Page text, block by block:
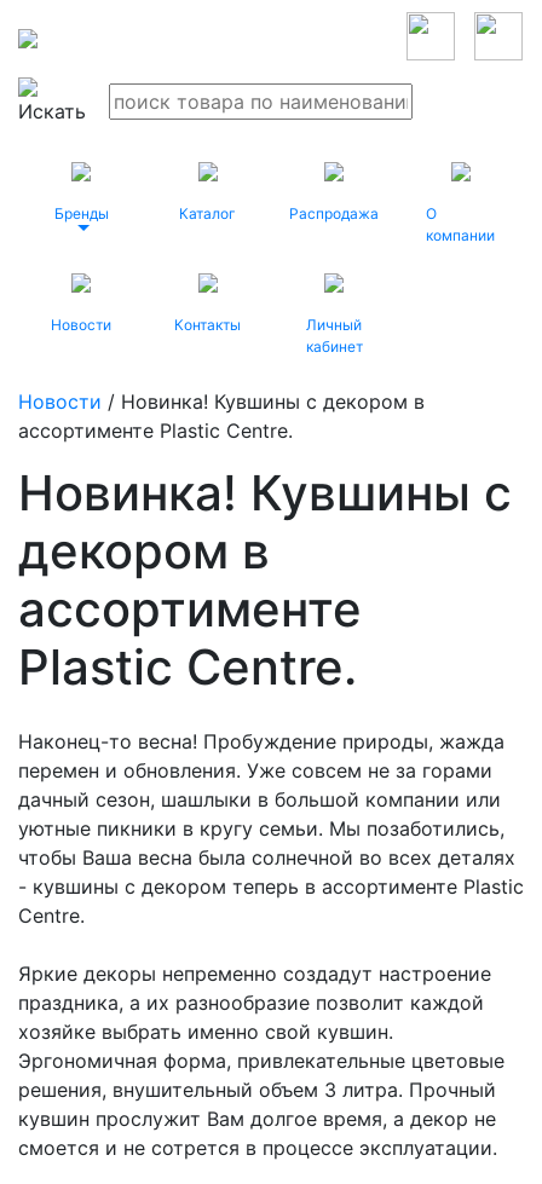
Бренды Каталог Распродажа
О
компании
Новости Контакты
Личный
кабинет
Новости / Новинка! Кувшины с декором в
ассортименте Plastic Centre.
Новинка! Кувшины с
декором в
ассортименте
Plastic Centre.
Наконец-то весна! Пробуждение природы, жажда
перемен и обновления. Уже совсем не за горами
дачный сезон, шашлыки в большой компании или
уютные пикники в кругу семьи. Мы позаботились,
чтобы Ваша весна была солнечной во всех деталях
- кувшины с декором теперь в ассортименте Plastic
Centre.
Яркие декоры непременно создадут настроение
праздника, а их разнообразие позволит каждой
хозяйке выбрать именно свой кувшин.
Эргономичная форма, привлекательные цветовые
решения, внушительный объем 3 литра. Прочный
кувшин прослужит Вам долгое время, а декор не
смоется и не сотрется в процессе эксплуатации.